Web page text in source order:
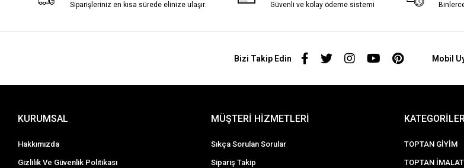
Siparişleriniz en kısa sürede elinize ulaşır. Güvenli ve kolay ödeme sistemi
Bizi Takip Edin Mobil
KURUMSAL
Hakkımızda
Gizlilik Ve Güvenlik Politikası
MÜŞTERİ HİZMETLERİ
Sıkça Sorulan Sorular
Sipariş Takip
TOPTAN GİYİM
TOPTAN İMALAT